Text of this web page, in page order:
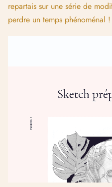
repartais sur une série de
perdre un temps phénoménal !